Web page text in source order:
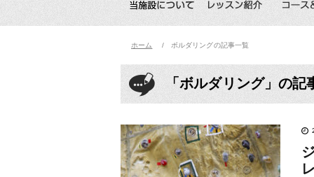
ホーム ボルダリングの記事一覧
「ボルダリング」の記